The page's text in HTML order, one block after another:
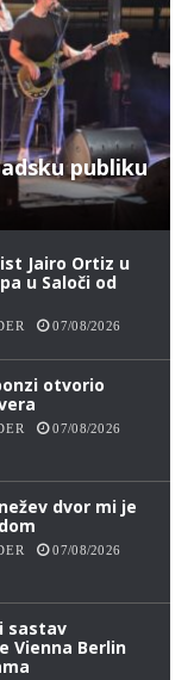
publiku
Jairo Ortiz u
u Saloči od
07/08/2026
otvorio
07/08/2026
dvor mi je
07/08/2026
sastav
Vienna Berlin